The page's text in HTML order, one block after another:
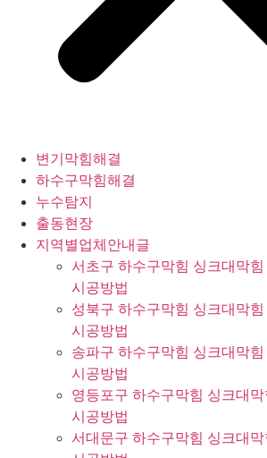
변기막힘해결
하수구막힘해결
누수탐지
출동현장
지역별업체안내글
서초구 하수구막힘 싱크대막
시공방법
성북구 하수구막힘 싱크대막
시공방법
송파구 하수구막힘 싱크대막
시공방법
영등포구 하수구막힘 싱크대
시공방법
서대문구 하수구막힘 싱크대